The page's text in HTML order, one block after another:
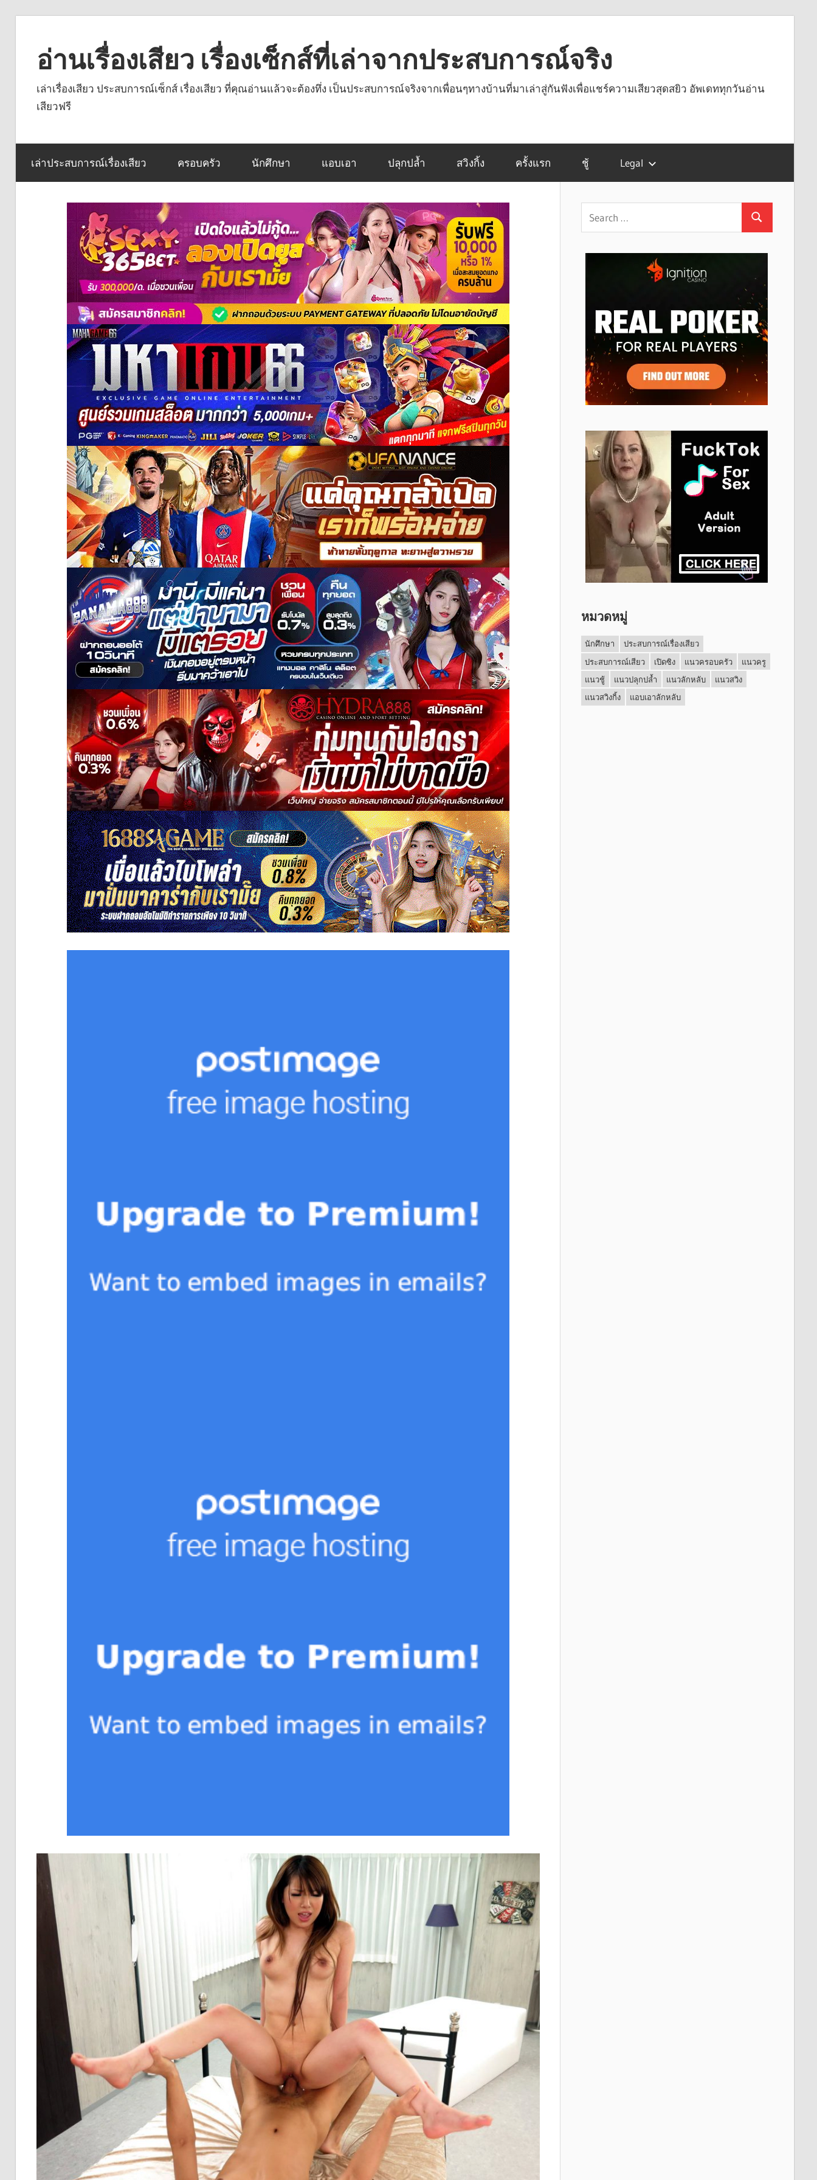
contentอ่านเรื่องเสียว เรื่องเซ็กส์ที่เล่าจากประสบการณ์จริง
เล่าเรื่องเสียว ประสบการณ์เซ็กส์ เรื่องเสียว ที่คุณอ่านแล้วจะต้องทึ่ง เป็นประสบการณ์จริงจากเพื่อนๆทางบ้านที่มาเล่าสู่กันฟังเพื่อแชร์ความเสียวสุดสยิว อัพเดททุกวันอ่าน
เสียวฟรี
เล่าประสบการณ์เรื่องเสียว ครอบครัว นักศึกษา แอบเอา ปลุกปล้ำ สวิงกิ้ง ครั้งแรก ชู้ Legal
หมวดหมู่
นักศึกษา
ประสบการณ์เรื่องเสียว
ประสบการณ์เสียว
เปิดซิง แนวครอบครัว
แนวครู
แนวชู้
แนวปลุกปล้ำ แนวลักหลับ
แนวสวิง
แนวสวิงกิ้ง
แอบเอาลักหลับ